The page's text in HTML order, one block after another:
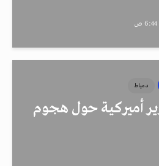
دمياط
أميركية حول هجوم